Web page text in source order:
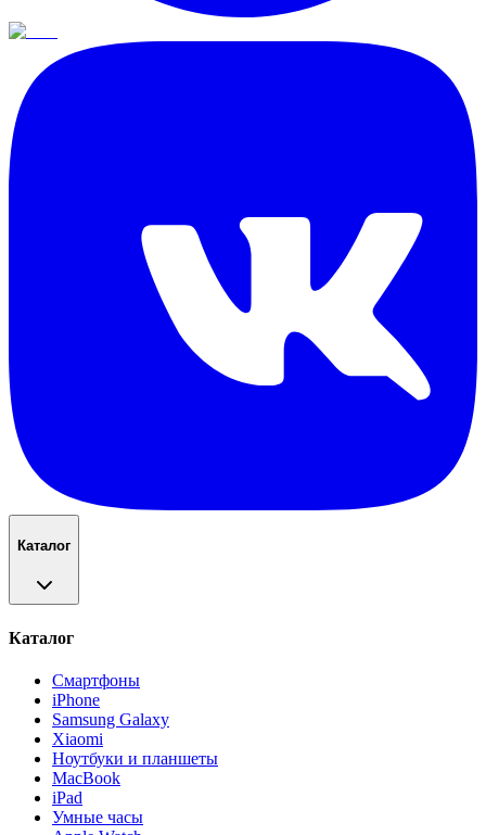
Каталог
Каталог
Смартфоны
iPhone
Samsung Galaxy
Xiaomi
Ноутбуки и планшеты
MacBook
iPad
Умные часы